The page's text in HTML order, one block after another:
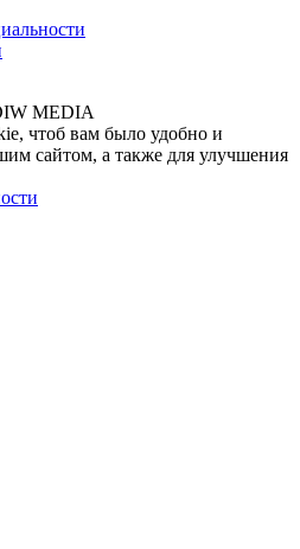
MEDIA
чтоб вам было удобно и
сайтом, а также для улучшения